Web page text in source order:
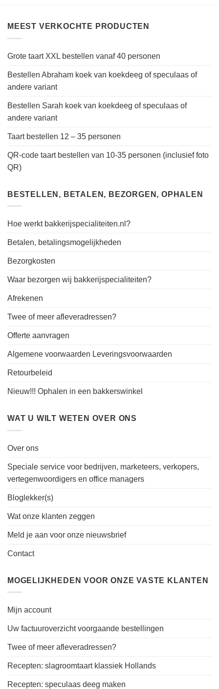
MEEST VERKOCHTE PRODUCTEN
Grote taart XXL bestellen vanaf 40 personen
Bestellen Abraham koek van koekdeeg of speculaas of
andere variant
Bestellen Sarah koek van koekdeeg of speculaas of
andere variant
Taart bestellen 12 – 35 personen
QR-code taart bestellen van 10-35 personen (inclusief foto
QR)
BESTELLEN, BETALEN, BEZORGEN, OPHALEN
Hoe werkt bakkerijspecialiteiten.nl?
Betalen, betalingsmogelijkheden
Bezorgkosten
Waar bezorgen wij bakkerijspecialiteiten?
Afrekenen
Twee of meer afleveradressen?
Offerte aanvragen
Algemene voorwaarden Leveringsvoorwaarden
Retourbeleid
Nieuw!!! Ophalen in een bakkerswinkel
WAT U WILT WETEN OVER ONS
Over ons
Speciale service voor bedrijven, marketeers, verkopers,
vertegenwoordigers en office managers
Bloglekker(s)
Wat onze klanten zeggen
Meld je aan voor onze nieuwsbrief
Contact
MOGELIJKHEDEN VOOR ONZE VASTE KLANTEN
Mijn account
Uw factuuroverzicht voorgaande bestellingen
Twee of meer afleveradressen?
Recepten: slagroomtaart klassiek Hollands
Recepten: speculaas deeg maken